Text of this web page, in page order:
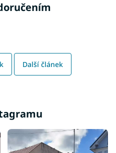
Další článek